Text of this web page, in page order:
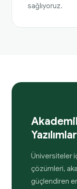
sağlıyoruz.
Üniversiteler
çözümleri,
güçlendiren